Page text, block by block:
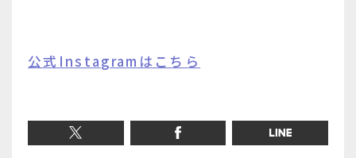
公式Instagramはこちら